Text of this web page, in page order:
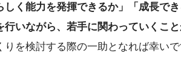
く能力を発揮できるか」「成長で
いながら、若手に関わっていくこ
を検討する際の一助となれば幸いで